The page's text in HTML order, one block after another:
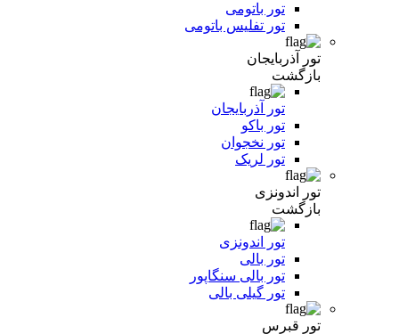
تور باتومی
تور تفلیس باتومی
تور آذربایجان
بازگشت
تور آذربایجان
تور باکو
تور نخجوان
تور لریک
تور اندونزی
بازگشت
تور اندونزی
تور بالی
تور بالی سنگاپور
تور گیلی بالی
تور قبرس